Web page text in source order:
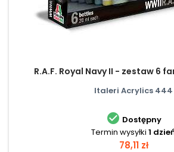
R.A.F. Royal Navy II - zestaw 6
Italeri Acrylics 444
 Dostępny
Termin wysyłki 1
Cena
78,11 zł